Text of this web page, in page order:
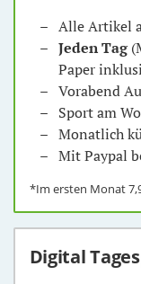
Alle Artikel
Jeden Tag
Paper
Vorabend
Sport am
Monatlich
Mit Paypal
*Im ersten Monat
Digital